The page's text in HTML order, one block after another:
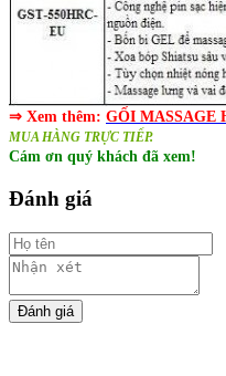
⇒ Xem thêm: GỐI MASSAGE
MUA HÀNG TRỰC TIẾP.
Cám ơn quý khách đã xem!
Đánh giá